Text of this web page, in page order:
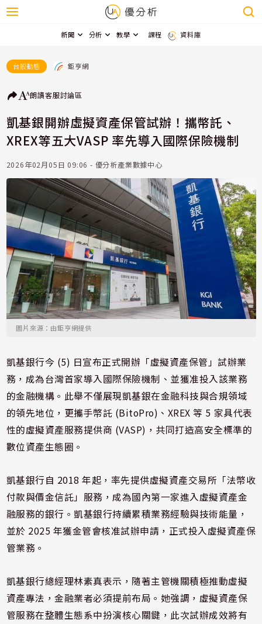
新聞 分析 教學 課程 資料庫
台股動態 鉅亨網
朗讀客服討論區
凱基銀開辦虛擬資產保管試辦！攜幣託、
XREX等五大VASP 率先導入國際保險機制
2026年02月05日 09:06 - 優分析產業數據中心
圖片來源：由鉅亨網提供
凱基銀行今 (5) 日宣布正式開辦「虛擬資產保管」試辦業
務，成為台灣首家導入國際保險機制、並獲准投入該業務
的金融機構。此舉不僅展現凱基銀在金融科技與合規領域
的領先地位，更攜手幣託 (BitoPro)、XREX 等 5 家具代表
性的虛擬資產服務提供商 (VASP)，共同打造高安全標準的
數位資產生態圈。
凱基銀行自 2018 年起，率先提供虛擬資產交易所「法幣收
付款與價金信託」服務，成為國內第一家進入虛擬資產金
融服務的銀行。凱基銀行持續累積業務經驗與技術能量，
並於 2025 年獲金管會核准試辦申請，正式投入虛擬資產保
管業務。
凱基銀行總經理林素真表示，隨著主管機關積極推動虛擬
資產專法，金融業者必須提前布局。她強調，虛擬資產保
管服務在整體生態系中扮演核心關鍵，此次試辦成效將有